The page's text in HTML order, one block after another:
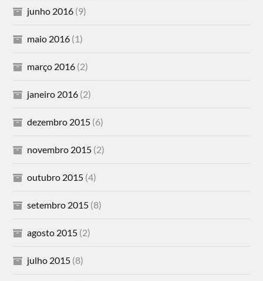
junho 2016 (9)
maio 2016 (1)
março 2016 (2)
janeiro 2016 (2)
dezembro 2015 (6)
novembro 2015 (2)
outubro 2015 (4)
setembro 2015 (8)
agosto 2015 (2)
julho 2015 (8)